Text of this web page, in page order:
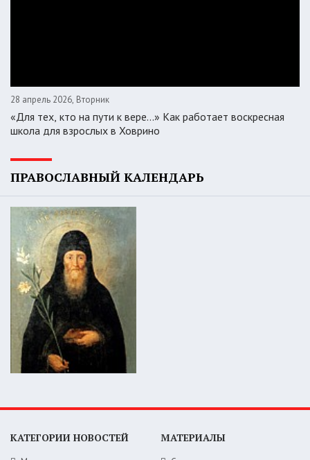
28 апрель 2026, Вторник
«Для тех, кто на пути к вере...» Как работает воскресная
школа для взрослых в Ховрино
ПРАВОСЛАВНЫЙ КАЛЕНДАРЬ
КАТЕГОРИИ НОВОСТЕЙ МАТЕРИАЛЫ